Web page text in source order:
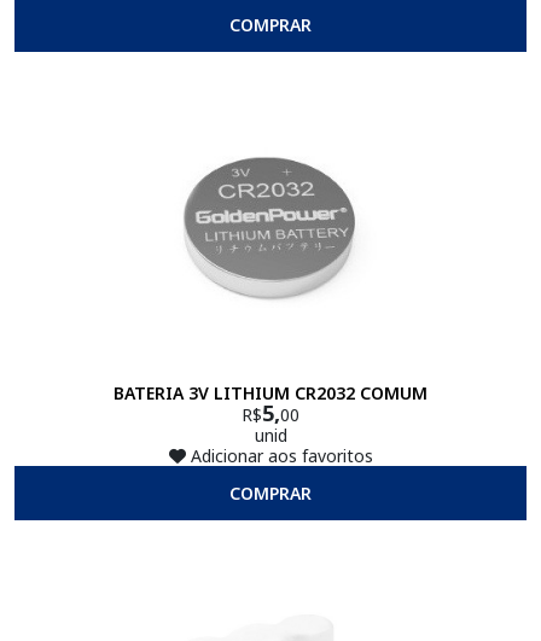
COMPRAR
BATERIA 3V LITHIUM CR2032 COMUM
R$5,00
unid
Adicionar aos favoritos
COMPRAR